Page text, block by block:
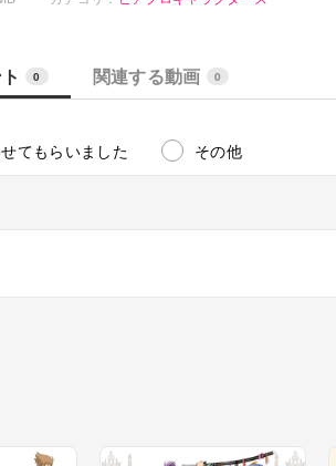
0 関連する動画 0
てもらいました その他